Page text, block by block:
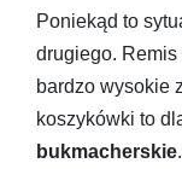
Poniekąd to
drugiego. Remis
bardzo wysokie
koszykówki to
bukmacherskie